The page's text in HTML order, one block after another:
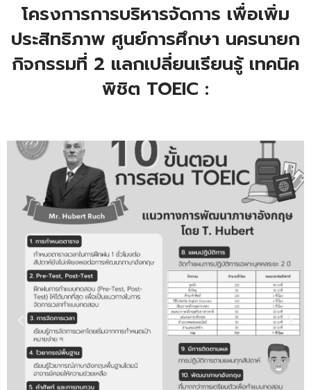
โครงการการบริหารจัดการ เพื่อเพิ่ม
ประสิทธิภาพ ศูนย์การศึกษา นครนายก
กิจกรรมที่ 2 แลกเปลี่ยนเรียนรู้ เทคนิค
พิชิต TOEIC :
Previous